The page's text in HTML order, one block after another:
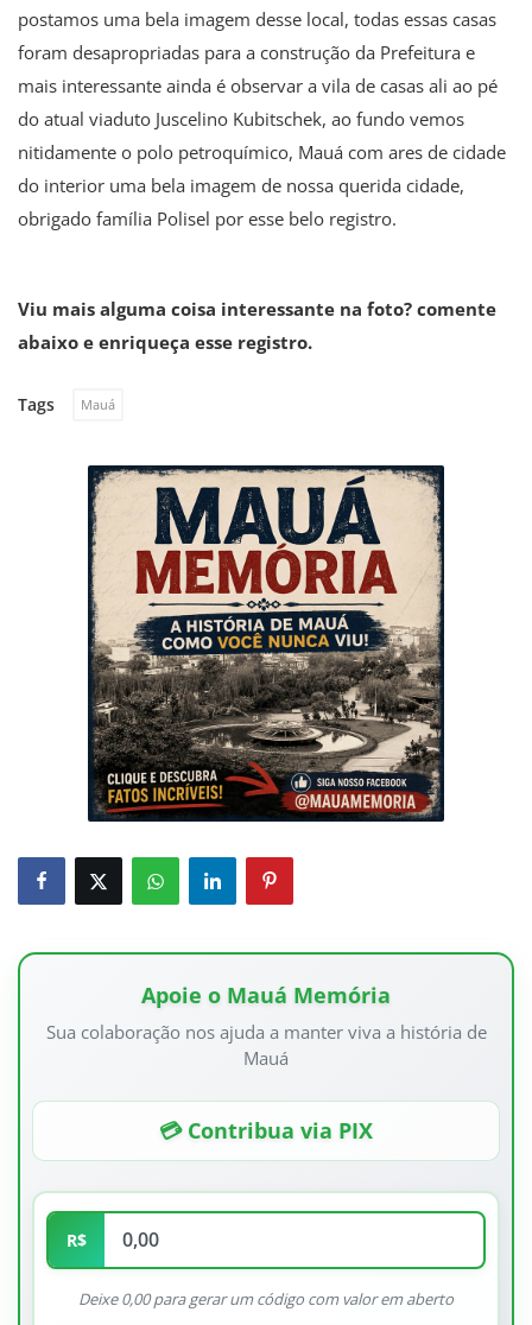
postamos uma bela imagem desse local, todas essas casas
foram desapropriadas para a construção da Prefeitura e
mais interessante ainda é observar a vila de casas ali ao pé
do atual viaduto Juscelino Kubitschek, ao fundo vemos
nitidamente o polo petroquímico, Mauá com ares de cidade
do interior uma bela imagem de nossa querida cidade,
obrigado família Polisel por esse belo registro.
Viu mais alguma coisa interessante na foto? comente
abaixo e enriqueça esse registro.
Tags Mauá
Apoie o Mauá Memória
Sua colaboração nos ajuda a manter viva a história de
Mauá
💳 Contribua via PIX
R$
Deixe 0,00 para gerar um código com valor em aberto